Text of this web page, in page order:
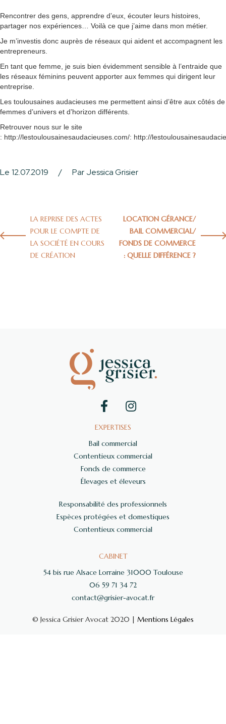
Rencontrer des gens, apprendre d’eux, écouter leurs histoires,
partager nos expériences… Voilà ce que j’aime dans mon métier.
Je m’investis donc auprès de réseaux qui aident et accompagnent les
entrepreneurs.
En tant que femme, je suis bien évidemment sensible à l’entraide que
les réseaux féminins peuvent apporter aux femmes qui dirigent leur
entreprise.
Les toulousaines audacieuses me permettent ainsi d’être aux côtés de
femmes d’univers et d’horizon différents.
Retrouver nous sur le site
: http://lestoulousainesaudacieuses.com/: http://
Le 12.07.2019 / Par Jessica Grisier
LA REPRISE DES ACTES
POUR LE COMPTE DE
LA SOCIÉTÉ EN COURS
DE CRÉATION
LOCATION GÉRANCE/
BAIL COMMERCIAL/
FONDS DE COMMERCE
: QUELLE DIFFÉRENCE ?
EXPERTISES
Bail commercial
Contentieux commercial
Fonds de commerce
Élevages et éleveurs
Responsabilité des professionnels
Espèces protégées et domestiques
Contentieux commercial
CABINET
54 bis rue Alsace Lorraine 31000 Toulouse
06 59 71 34 72
contact@grisier-avocat.fr
© Jessica Grisier Avocat 2020 | Mentions Légales